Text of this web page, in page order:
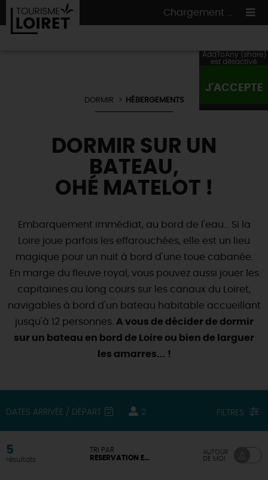
Chargement ...
ON A TESTÉPOUR VOUS
LES INCONTOURNABLESMADE IN LOIRET
HÉBERGEMENTS
INSOLITES
RÉSERVERMAINTENANT
CULTURE
NATURE
TOUTES LES VISITES
EN MODECIRCUITS& BALADES
EN MODENATURE & AVENTURE
...ET AUSSI
TOUTES LES ACTIVITÉS
Où manger
Nosmarchés
Artistes et Artisans d'Art
Nosspécialités du terroiretproducteurs
Visitesgourmandesetcréatives
Vins etvignobles
Chic,une aire de pique-nique
Par ici les guinguettes
Que rapporter du Loiret ?
Métiers d'Art
A NE PASRATER
Téléchargez le Guide de l'été 2026 🤽🌞
Avis de fraicheur ici pour éviter la chaleur 🥵
(re)Découvrir les coulisses de la Faïencerie de
Gien !
Expérimenterles parcours Baludik🕵️
Rendez-vous de la nature en 2026
Des sorties en famille dans le Loiret !
TOURISME & HANDICAP
SE REPÉRER, SE DÉPLACER
INFOS &SERVICES
DORMIR HÉBERGEMENTS
DORMIR SUR UN
BATEAU,
OHÉ MATELOT !
Embarquement immédiat, au bord de l'eau... Si la
Loire joue parfois les effarouchées, elle est un lieu
magique pour un nuit à bord d'une toue cabanée.
En marge du fleuve royal, vous pouvez aussi jouer les
capitaines au long cours sur les canaux du Loiret,
navigables à bord d'un bateau habitable accueillant
jusqu'à 12 personnes. A vous de décider de dormir
sur un bateau en bord de Loire ou bien de larguer
les amarres... !
DATES ARRIVÉE / DÉPART 2 FILTRES
5
résultats
TRI PAR
RÉSERVATION EN LIGNE DISPONIBLE
AUTOUR
DE MOI
AddToAny (share)
est désactivé.
J'ACCEPTE